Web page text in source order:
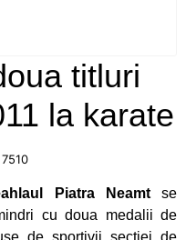
Edirne (Turcia)
acasă, din Turcia!
pe podium
Ceahlăului la
din Canada
titluri
la karate
Piatra Neamtse
cu doua medalii de
de sportivii sectiei de